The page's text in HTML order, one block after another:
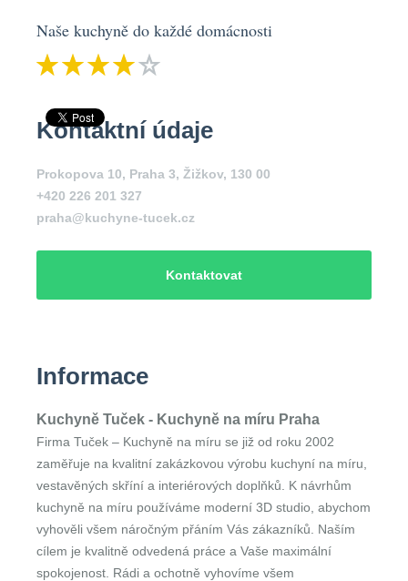
Naše kuchyně do každé domácnosti
Kontaktní údaje
Prokopova 10, Praha 3, Žižkov, 130 00
+420 226 201 327
praha@kuchyne-tucek.cz
Kontaktovat
Informace
Kuchyně Tuček - Kuchyně na míru Praha
Firma Tuček – Kuchyně na míru se již od roku 2002
zaměřuje na kvalitní zakázkovou výrobu kuchyní na míru,
vestavěných skříní a interiérových doplňků. K návrhům
kuchyně na míru používáme moderní 3D studio, abychom
vyhověli všem náročným přáním Vás zákazníků. Naším
cílem je kvalitně odvedená práce a Vaše maximální
spokojenost. Rádi a ochotně vyhovíme všem